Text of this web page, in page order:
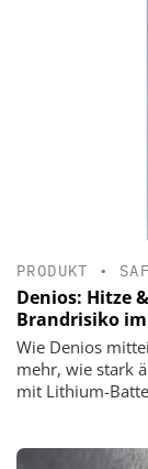
PRODUKT •
Denios: Hitze
Brandrisiko
Wie Denios
mehr, wie stark
mit Lithium-